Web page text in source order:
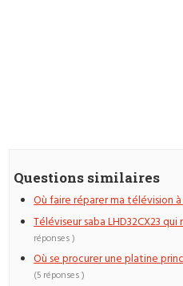
Questions similaires
Où faire réparer ma télévision
Téléviseur saba LHD32CX23
réponses )
Où se procurer une platine
(5 réponses )